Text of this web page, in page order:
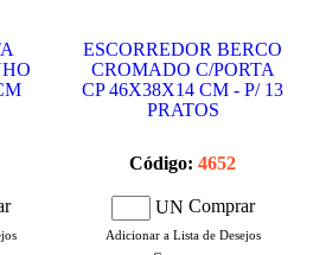
ESCORREDOR BERCO
CROMADO C/PORTA
CP 46X38X14 CM - P/ 13
PRATOS
Código: 4652
UN Comprar
Adicionar a Lista de Desejos